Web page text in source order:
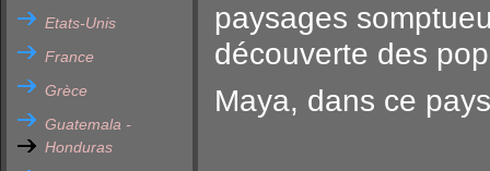
Etats-Unis
France
Grèce
Guatemala -
Honduras
paysages
découverte des
Maya, dans ce